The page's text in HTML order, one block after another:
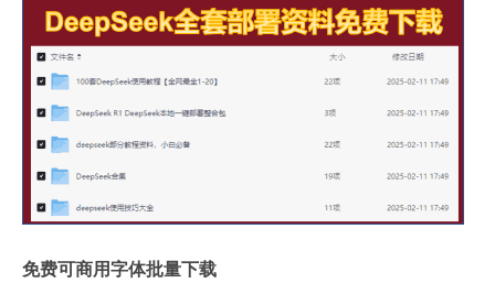
免费可商用字体批量下载